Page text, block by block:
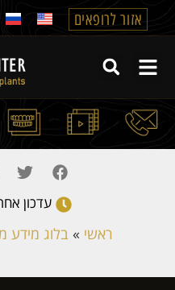
אזור לרופאים
ראשי »בלוג מידע
עדכון אחרון: 31/